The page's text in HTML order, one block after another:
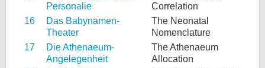
Personalie
Correlation
16
Das Babynamen-
Theater
The Neonatal
Nomenclature
17
Die Athenaeum-
Angelegenheit
The Athenaeum
Allocation